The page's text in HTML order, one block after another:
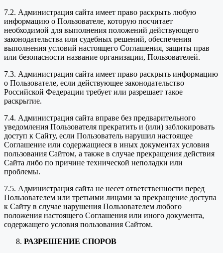
7.2. Администрация сайта имеет право раскрыть любую
информацию о Пользователе, которую посчитает
необходимой для выполнения положений действующего
законодательства или судебных решений, обеспечения
выполнения условий настоящего Соглашения, защиты прав
или безопасности название организации, Пользователей.
7.3. Администрация сайта имеет право раскрыть информацию
о Пользователе, если действующее законодательство
Российской Федерации требует или разрешает такое
раскрытие.
7.4. Администрация сайта вправе без предварительного
уведомления Пользователя прекратить и (или) заблокировать
доступ к Сайту, если Пользователь нарушил настоящее
Соглашение или содержащиеся в иных документах условия
пользования Сайтом, а также в случае прекращения действия
Сайта либо по причине технической неполадки или
проблемы.
7.5. Администрация сайта не несет ответственности перед
Пользователем или третьими лицами за прекращение доступа
к Сайту в случае нарушения Пользователем любого
положения настоящего Соглашения или иного документа,
содержащего условия пользования Сайтом.
РАЗРЕШЕНИЕ СПОРОВ